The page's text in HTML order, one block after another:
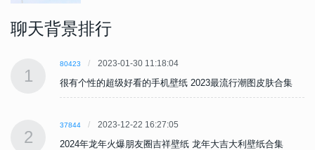
聊天背景排行
1
80423 2023-01-30 11:18:04
很有个性的超级好看的手机壁纸 2023最流行潮图皮肤合集
2
37844 2023-12-22 16:27:05
2024年龙年火爆朋友圈吉祥壁纸 龙年大吉大利壁纸合集